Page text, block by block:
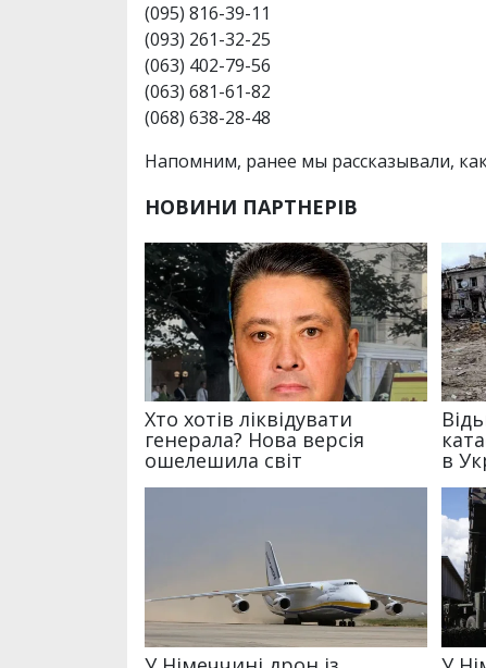
(095) 816-39-11
(093) 261-32-25
(063) 402-79-56
(063) 681-61-82
(068) 638-28-48
Напомним, ранее мы рассказывали,